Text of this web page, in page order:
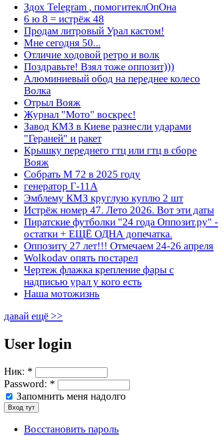
Здох Telegram , помогитеклОпОна
6 ю 8 = истрёж 48
Продам литровый Урал кастом!
Мне сегодня 50...
Отличие ходовой ретро и волк
Поздравьте! Взял тоже оппозит)))
Алюминиевый обод на переднее колесо
Волка
Отрыл Вояж
Журнал "Мото" воскрес!
Завод КМЗ в Киеве разнесли ударами
"Гераней" и ракет
Крышку переднего гтц или гтц в сборе
Вояж
Собрать М 72 в 2025 году
генератор Г-11А
Эмблему КМЗ круглую куплю 2 шт
Истрёж номер 47. Лето 2026. Вот эти даты
Пиратские футболки "24 года Оппозит.ру" -
остатки + ЕЩЁ ОДНА допечатка.
Оппозиту 27 лет!!! Отмечаем 24-26 апреля
Wolkodav опять постарел
Чертеж флажка крепление фары с
надписью урал у кого есть
Наша мотожизнь
давай ещё >>
User login
Ник: *
Password: *
Запомнить меня надолго
Восстановить пароль